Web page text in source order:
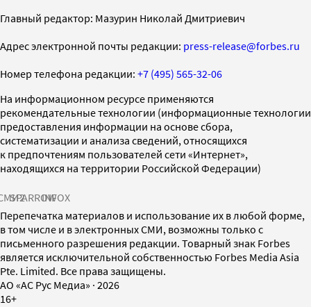
Главный редактор: Мазурин Николай Дмитриевич
Адрес электронной почты редакции: press-release@forbes.ru
Номер телефона редакции: +7 (495) 565-32-06
На информационном ресурсе применяются
рекомендательные технологии (информационные технологии
предоставления информации на основе сбора,
систематизации и анализа сведений, относящихся
к предпочтениям пользователей сети «Интернет»,
находящихся на территории Российской Федерации)
SPARROWINFOX
Перепечатка материалов и использование их в любой форме,
в том числе и в электронных СМИ, возможны только с
письменного разрешения редакции. Товарный знак Forbes
является исключительной собственностью Forbes Media Asia
Pte. Limited. Все права защищены.
AO «АС Рус Медиа» · 2026
16+